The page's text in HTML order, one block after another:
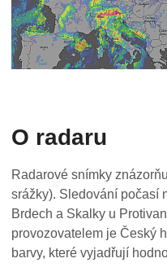
O radaru
Radarové snímky
srážky). Sledování počasí
Brdech a Skalky u
provozovatelem je Český
barvy, které vyjadřují